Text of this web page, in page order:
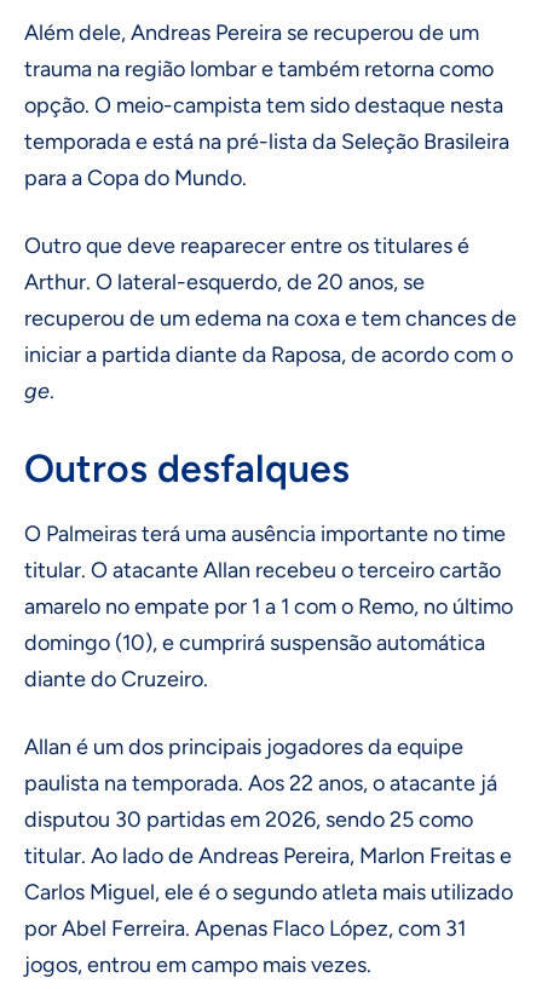
Além dele, Andreas Pereira se recuperou de um
trauma na região lombar e também retorna como
opção. O meio-campista tem sido destaque nesta
temporada e está na pré-lista da Seleção Brasileira
para a Copa do Mundo.
Outro que deve reaparecer entre os titulares é
Arthur. O lateral-esquerdo, de 20 anos, se
recuperou de um edema na coxa e tem chances de
iniciar a partida diante da Raposa, de acordo com o
ge.
Outros desfalques
O Palmeiras terá uma ausência importante no time
titular. O atacante Allan recebeu o terceiro cartão
amarelo no empate por 1 a 1 com o Remo, no último
domingo (10), e cumprirá suspensão automática
diante do Cruzeiro.
Allan é um dos principais jogadores da equipe
paulista na temporada. Aos 22 anos, o atacante já
disputou 30 partidas em 2026, sendo 25 como
titular. Ao lado de Andreas Pereira, Marlon Freitas e
Carlos Miguel, ele é o segundo atleta mais utilizado
por Abel Ferreira. Apenas Flaco López, com 31
jogos, entrou em campo mais vezes.